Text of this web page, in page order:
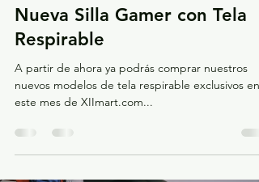
Nueva Silla Gamer con Tela
Respirable
A partir de ahora ya podrás comprar nuestros
nuevos modelos de tela respirable exclusivos en
este mes de XIImart.com...